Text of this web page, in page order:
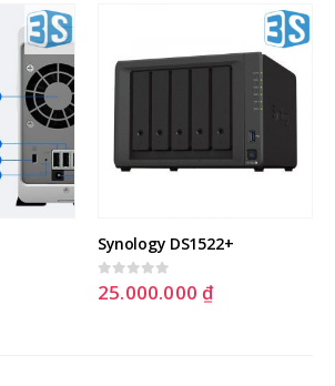
Synology DS1522+
0out of 5
25.000.000₫